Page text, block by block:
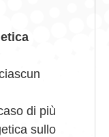
di più
sullo